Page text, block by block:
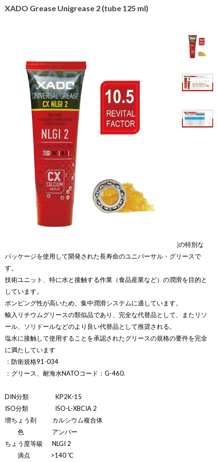
XADO Grease Unigrease 2 (tube 125 ml)
XADO Unigrease 2は、機能性添加剤とカルシウム増ちょう剤の特別な
パッケージを使用して開発された長寿命のユニバーサル・グリースで
す。
技術ユニット、特に水と接触する作業（食品産業など）の潤滑を目的と
しています。
ポンピング性が高いため、集中潤滑システムに適しています。
輸入リチウムグリースの類似品であり、完全な代替品として、またリソ
ール、ソリドールなどのより良い代替品として推奨される。
塩水に接触して使用することを承認されたグリースの規格の要件を完全
に満たしています
：防衛規格91-034
：グリース、耐海水NATOコード：G-460.
DIN分類 KР2K-15
ISO分類 ISO-L-XBCIA 2
増ちょう剤 カルシウム複合体
色 アンバー
ちょう度等級 NLGI 2
滴点 >140 ℃